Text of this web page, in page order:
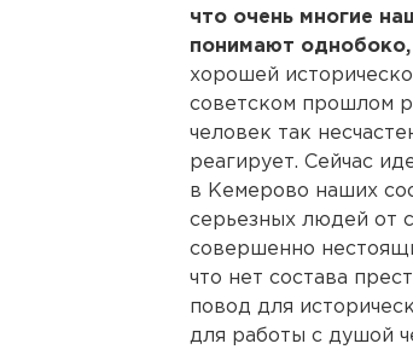
что очень многие
понимают
хорошей
советском прошлом
человек так
реагирует. Сейчас
в Кемерово наших
серьезных людей от
совершенно
что нет состава
повод для
для работы с душой